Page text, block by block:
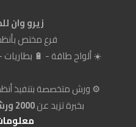
زيرو وان
فرع مختص
☀️ ألواح طاقة - 🔋 بطاريات
⚙️ ورش متخصصة بتنفيذ
بخبرة تزيد عن2000 ورشة